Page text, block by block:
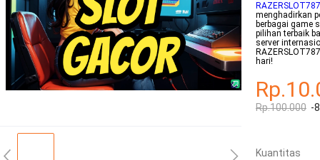
RAZERSLOT787
menghadirkan
berbagai game
pilihan terbaik
server
hari!
Rp.100.000 -
Kuantitas